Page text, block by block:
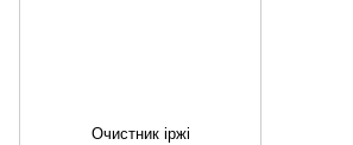
Очистник іржі